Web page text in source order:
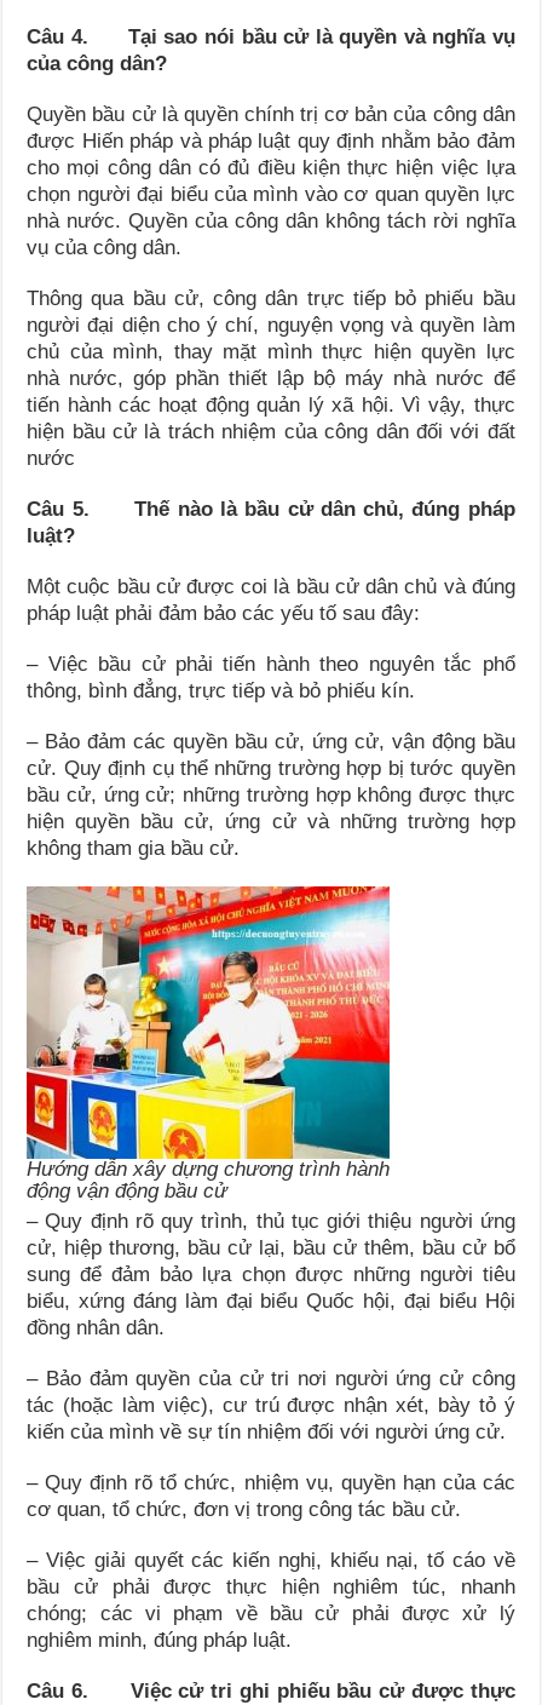
Câu 4. Tại sao nói bầu cử là quyền và nghĩa vụ
của công dân?
Quyền bầu cử là quyền chính trị cơ bản của công dân
được Hiến pháp và pháp luật quy định nhằm bảo đảm
cho mọi công dân có đủ điều kiện thực hiện việc lựa
chọn người đại biểu của mình vào cơ quan quyền lực
nhà nước. Quyền của công dân không tách rời nghĩa
vụ của công dân.
Thông qua bầu cử, công dân trực tiếp bỏ phiếu bầu
người đại diện cho ý chí, nguyện vọng và quyền làm
chủ của mình, thay mặt mình thực hiện quyền lực
nhà nước, góp phần thiết lập bộ máy nhà nước để
tiến hành các hoạt động quản lý xã hội. Vì vậy, thực
hiện bầu cử là trách nhiệm của công dân đối với đất
nước
Câu 5. Thế nào là bầu cử dân chủ, đúng pháp
luật?
Một cuộc bầu cử được coi là bầu cử dân chủ và đúng
pháp luật phải đảm bảo các yếu tố sau đây:
– Việc bầu cử phải tiến hành theo nguyên tắc phổ
thông, bình đẳng, trực tiếp và bỏ phiếu kín.
– Bảo đảm các quyền bầu cử, ứng cử, vận động bầu
cử. Quy định cụ thể những trường hợp bị tước quyền
bầu cử, ứng cử; những trường hợp không được thực
hiện quyền bầu cử, ứng cử và những trường hợp
không tham gia bầu cử.
Hướng dẫn xây dựng chương trình hành
động vận động bầu cử
– Quy định rõ quy trình, thủ tục giới thiệu người ứng
cử, hiệp thương, bầu cử lại, bầu cử thêm, bầu cử bổ
sung để đảm bảo lựa chọn được những người tiêu
biểu, xứng đáng làm đại biểu Quốc hội, đại biểu Hội
đồng nhân dân.
– Bảo đảm quyền của cử tri nơi người ứng cử công
tác (hoặc làm việc), cư trú được nhận xét, bày tỏ ý
kiến của mình về sự tín nhiệm đối với người ứng cử.
– Quy định rõ tổ chức, nhiệm vụ, quyền hạn của các
cơ quan, tổ chức, đơn vị trong công tác bầu cử.
– Việc giải quyết các kiến nghị, khiếu nại, tố cáo về
bầu cử phải được thực hiện nghiêm túc, nhanh
chóng; các vi phạm về bầu cử phải được xử lý
nghiêm minh, đúng pháp luật.
Câu 6. Việc cử tri ghi phiếu bầu cử được thực